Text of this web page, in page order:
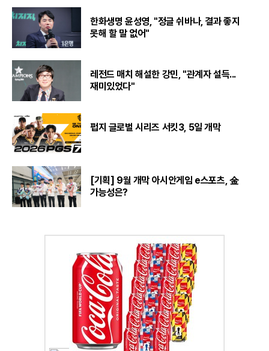
한화생명 윤성영, "정글 쉬바나, 결과 좋지
못해 할 말 없어"
레전드 매치 해설한 강민, "관계자 설득...
재미있었다"
펍지 글로벌 시리즈 서킷3, 5일 개막
[기획] 9월 개막 아시안게임 e스포츠, 金
가능성은?